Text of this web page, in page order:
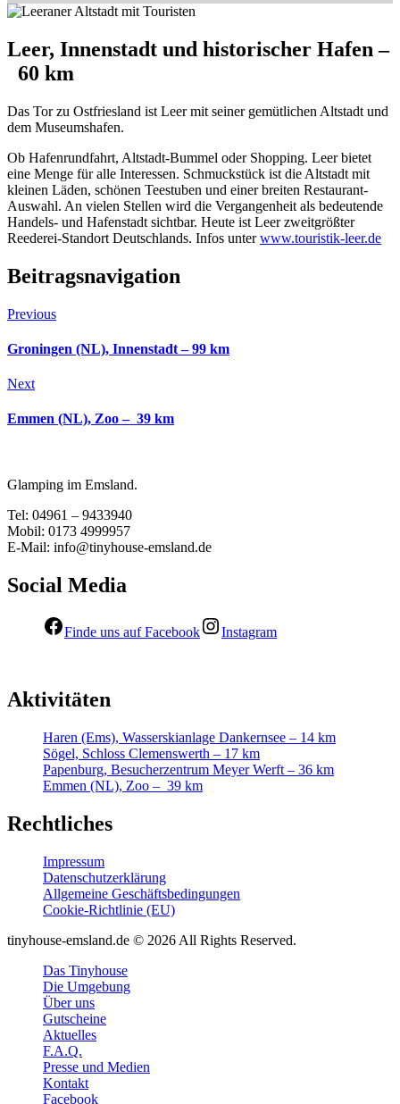
Leer, Innenstadt und historischer Hafen –
60 km
Das Tor zu Ostfriesland ist Leer mit seiner gemütlichen Altstadt und
dem Museumshafen.
Ob Hafenrundfahrt, Altstadt-Bummel oder Shopping. Leer bietet
eine Menge für alle Interessen. Schmuckstück ist die Altstadt mit
kleinen Läden, schönen Teestuben und einer breiten Restaurant-
Auswahl. An vielen Stellen wird die Vergangenheit als bedeutende
Handels- und Hafenstadt sichtbar. Heute ist Leer zweitgrößter
Reederei-Standort Deutschlands. Infos unterwww.touristik-leer.de
Beitragsnavigation
Previous
Groningen (NL), Innenstadt – 99 km
Next
Emmen (NL), Zoo – 39 km
Glamping im Emsland.
Tel: 04961 – 9433940
Mobil: 0173 4999957
E-Mail: info@tinyhouse-emsland.de
Social Media
Finde uns auf Facebook Instagram
Aktivitäten
Haren (Ems), Wasserskianlage Dankernsee – 14 km
Sögel, Schloss Clemenswerth – 17 km
Papenburg, Besucherzentrum Meyer Werft – 36 km
Emmen (NL), Zoo – 39 km
Rechtliches
Impressum
Datenschutzerklärung
Allgemeine Geschäftsbedingungen
Cookie-Richtlinie (EU)
tinyhouse-emsland.de © 2026 All Rights Reserved.
Das Tinyhouse
Die Umgebung
Über uns
Gutscheine
Aktuelles
F.A.Q.
Presse und Medien
Kontakt
Facebook